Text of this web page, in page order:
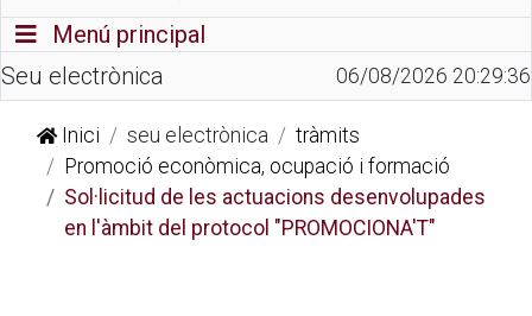
Commutador de navegació
Menú principal
Seu electrònica
06/08/2026 20:29:36
Inici seu electrònica
tràmits
Promoció econòmica, ocupació i formació
Sol·licitud de les actuacions desenvolupades
en l'àmbit del protocol "PROMOCIONA'T"